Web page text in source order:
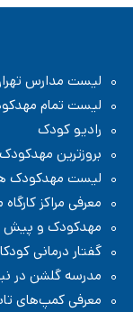
لیست مدارس
لیست تمام
رادیو کودک
بروزترین
لیست مهدکودک
معرفی مراکز
مهدکودک و پیش
گفتار درمانی
مدرسه گلشن در
معرفی کمپ‌های